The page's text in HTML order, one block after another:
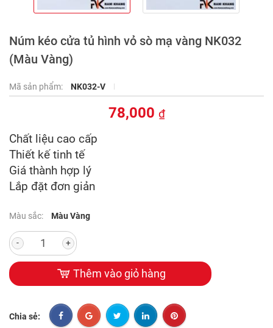
Núm kéo cửa tủ hình vỏ sò mạ vàng NK032
(Màu Vàng)
Mã sản phẩm: NK032-V
78,000 ₫
Chất liệu cao cấp
Thiết kế tinh tế
Giá thành hợp lý
Lắp đặt đơn giản
Màu sắc: Màu Vàng
- +
Thêm vào giỏ hàng
Chia sẻ: